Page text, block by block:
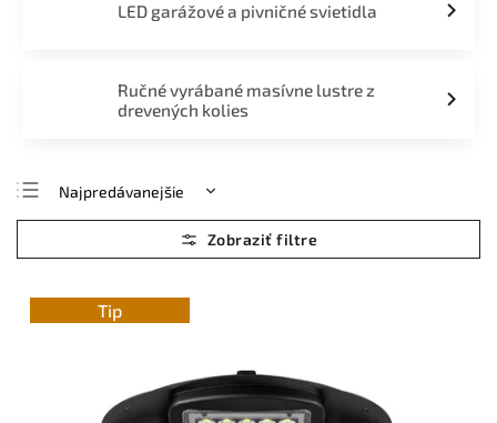
LED garážové a pivničné svietidla
Ručné vyrábané masívne lustre z
drevených kolies
Najpredávanejšie
Najlacnejšie
Najdrahšie
Abecedne
Tip